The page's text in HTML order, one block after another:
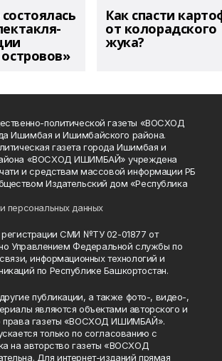
Как спасти
от колорадского
жука?
политической газеты «ВОСХОД
Ишимбая и Ишимбайского района.
газета города Ишимбая и
«ВОСХОД ИШИМБАЙ» учреждена
и средствам массовой информации РБ
Издательский дом «Республика
персональных данных
регистрации СМИ №ТУ 02-01877 от
Управлением Федеральной службы по
информационных технологий и
по Республике Башкортостан.
публикации, а также фото-, видео-,
являются объектами авторского и
права газеты «ВОСХОД ИШИМБАЙ».
только по согласованию с
на авторство газеты «ВОСХОД
Для интернет-изданий прямая